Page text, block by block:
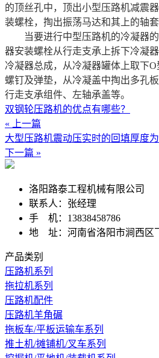
的顶丝孔中，顶出小型压路机减震
装螺栓，掏出振荡马达和其上的轴套
当要进行中型压路机的冷凝器的
器安装螺栓从行走支承上拆下冷凝
冷凝器总成，从冷凝器罐体上取下
螺钉及弹垫，从冷凝盖中掏出多孔
行走支承组件、左轴承盖等。
双钢轮压路机的优点有哪些？
« 上一篇
大型压路机震动压实时的回填厚度为
下一篇 »
洛阳路泰工程机械有限公司
联系人：张经理
手 机：13838458786
地 址：河南省洛阳市涧西区
产品类别
压路机系列
拖拉机系列
压路机配件
压路机羊角碾
拖板车/平板运输车系列
推土机/摊铺机/叉车系列